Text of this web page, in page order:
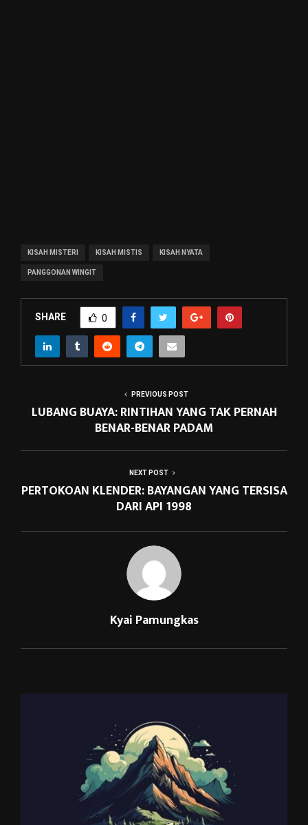
KISAH MISTERI KISAH MISTIS KISAH NYATA
PANGGONAN WINGIT
SHARE 0
PREVIOUS POST
LUBANG BUAYA: RINTIHAN YANG TAK PERNAH
BENAR-BENAR PADAM
NEXT POST
PERTOKOAN KLENDER: BAYANGAN YANG TERSISA
DARI API 1998
Kyai Pamungkas